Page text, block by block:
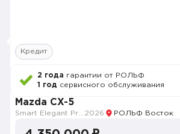
Кредит
2 года гарантии от РОЛЬФ
1 год сервисного обслуживания
Mazda CX-5
2026 РОЛЬФ Восток